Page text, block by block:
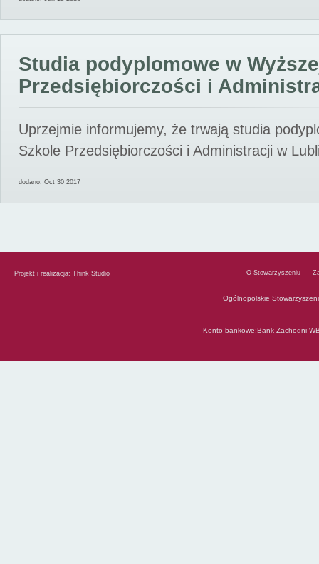
Studia podyplomowe w
Przedsiębiorczości i
Uprzejmie informujemy, że trwają studia
Szkole Przedsiębiorczości i Administracji w
dodano: Oct 30 2017
Projekt i realizacja: Think Studio O Stowarzyszeniu
Ogólnopolskie
Konto bankowe:Bank Zachodni